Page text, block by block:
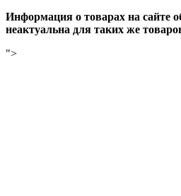
Информация о товарах на сайте
неактуальна для таких же
">